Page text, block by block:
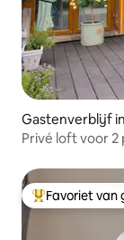
Gastenverblijf
Privé loft voor
Topfavoriet
Favoriet van